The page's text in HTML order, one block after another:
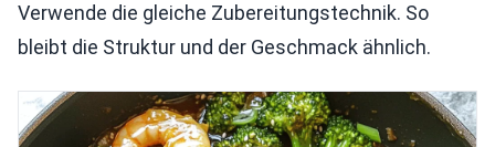
Verwende die gleiche Zubereitungstechnik. So
bleibt die Struktur und der Geschmack ähnlich.